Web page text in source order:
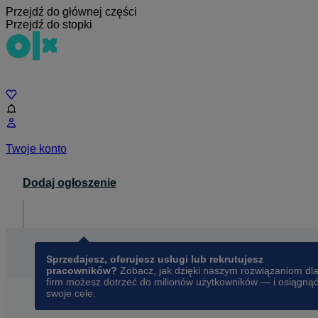
Przejdź do głównej części
Przejdź do stopki
Twoje konto
Dodaj ogłoszenie
Sprzedajesz, oferujesz usługi lub rekrutujesz
pracowników? Zobacz, jak dzięki naszym rozwiązaniom dla
firm możesz dotrzeć do milionów użytkowników — i osiągnąć
swoje cele.